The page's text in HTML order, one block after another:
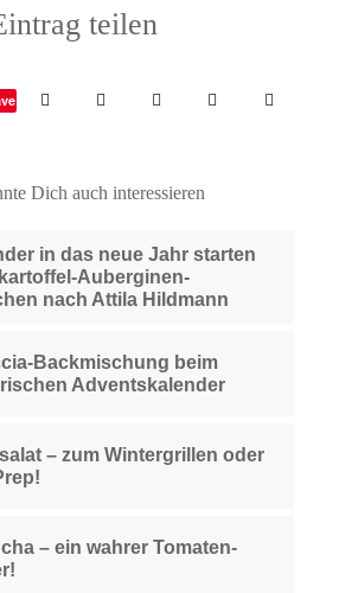
teilen
Dich auch interessieren
in das neue Jahr starten
Auberginen-
nach Attila Hildmann
Backmischung beim
Adventskalender
– zum Wintergrillen oder
– ein wahrer Tomaten-